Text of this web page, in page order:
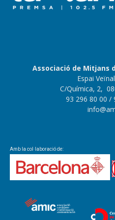
Associació de Mitjans
Espai
C/Química, 2,
93 296 80 00 /
Amb la col·laboració de: